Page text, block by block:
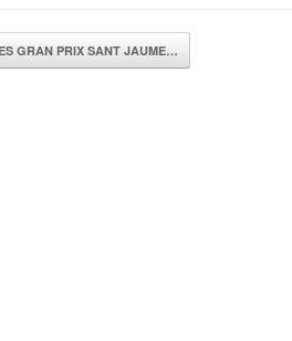
de artículos
GRAN PRIX SANT JAUME…